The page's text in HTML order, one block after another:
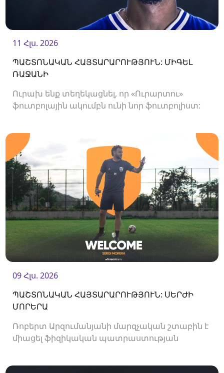
11 Հլս. 2026
ՊԱՇՏՈՆԱԿԱՆ ՀԱՅՏԱՐԱՐՈՒԹՅՈՒՆ: ՄԻԳԵԼ
ՌԱՋԱՆԻ
Ուրախ ենք տեղեկացնել, որ «Ուրարտու»
ֆուտբոլային ակումբն ունի նոր ֆուտբոլիստ:
09 Հլս. 2026
ՊԱՇՏՈՆԱԿԱՆ ՀԱՅՏԱՐԱՐՈՒԹՅՈՒՆ: ՍԵՐԺԻ
ՄՈՐԵՐԱ
Ռոբերտ Արզումանյանի մարզչական շտաբին է
միացել ֆիզիկական պատրաստության